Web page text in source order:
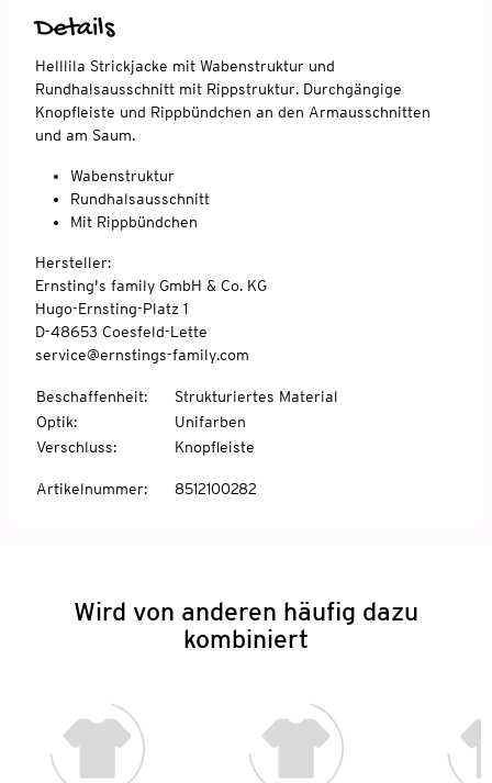
Details
Helllila Strickjacke mit Wabenstruktur und
Rundhalsausschnitt mit Rippstruktur. Durchgängige
Knopfleiste und Rippbündchen an den Armausschnitten
und am Saum.
Wabenstruktur
Rundhalsausschnitt
Mit Rippbündchen
Hersteller:
Ernsting's family GmbH & Co. KG
Hugo-Ernsting-Platz 1
D-48653 Coesfeld-Lette
service@ernstings-family.com
Beschaffenheit:
Strukturiertes Material
Optik:
Unifarben
Verschluss: Knopfleiste
Artikelnummer: 8512100282
Wird von anderen häufig dazu
kombiniert